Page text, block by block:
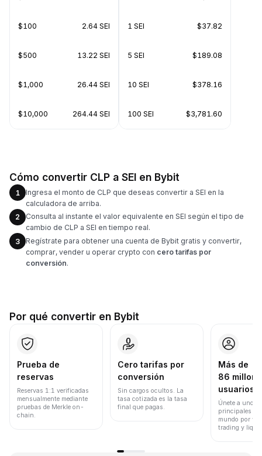
$100 2.64 SEI
$500 13.22 SEI
$1,000 26.44 SEI
$10,000 264.44 SEI
1 SEI $37.82
5 SEI $189.08
10 SEI $378.16
100 SEI $3,781.60
Cómo convertir CLP a SEI en Bybit
1
Ingresa el monto de CLP que deseas convertir a SEI en la
calculadora de arriba.
2
Consulta al instante el valor equivalente en SEI según el tipo de
cambio de CLP a SEI en tiempo real.
3
Regístrate para obtener una cuenta de Bybit gratis y convertir,
comprar, vender u operar crypto con cero tarifas por
conversión.
Por qué convertir en Bybit
Prueba de
reservas
Reservas 1:1 verificadas
mensualmente mediante
pruebas de Merkle on-
chain.
Cero tarifas por
conversión
Sin cargos ocultos. La
tasa cotizada es la tasa
final que pagas.
Más de
86
usuarios
Únete a uno
principales
mundo por
trading y